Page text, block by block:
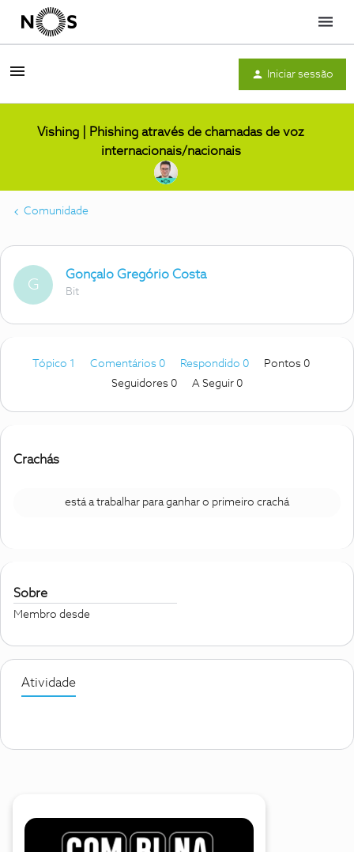
Menu
Iniciar sessão
Vishing | Phishing através de chamadas de voz
internacionais/nacionais
Comunidade
G
Gonçalo Gregório Costa
Bit
Tópico 1 Comentários 0 Respondido 0
Pontos 0
Seguidores 0 A Seguir 0
Crachás
está a trabalhar para ganhar o primeiro crachá
Sobre
Membro desde
Atividade